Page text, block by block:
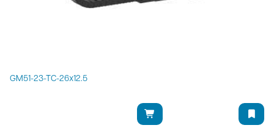
GM51-23-TC-26x12.5